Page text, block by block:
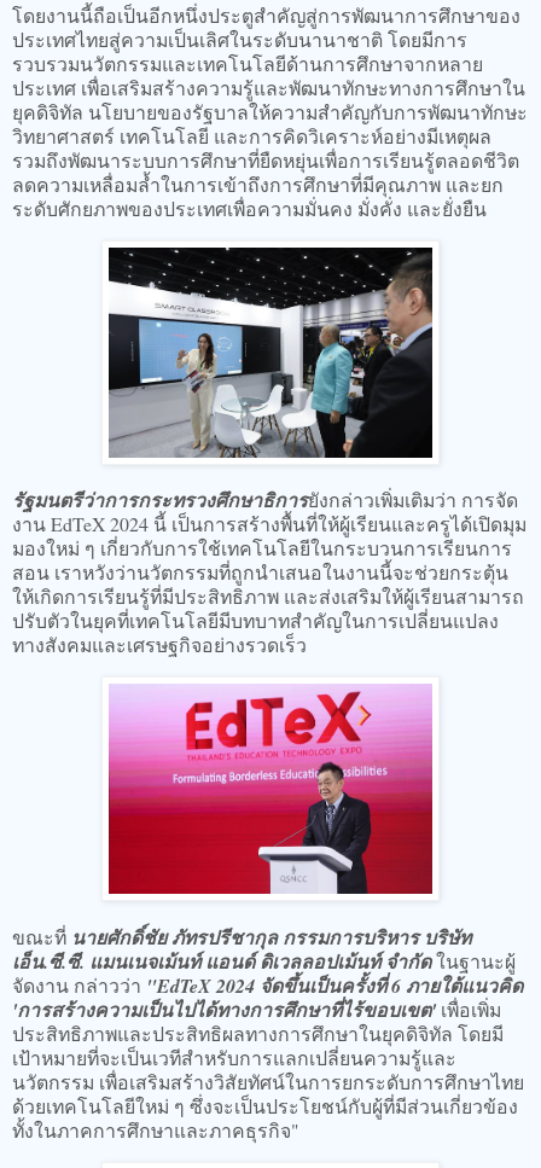
โดยงานนี้ถือเป็นอีกหนึ่งประตูสำคัญสู่การพัฒนาการศึกษาของ
ประเทศไทยสู่ความเป็นเลิศในระดับนานาชาติ โดยมีการ
รวบรวมนวัตกรรมและเทคโนโลยีด้านการศึกษาจากหลาย
ประเทศ เพื่อเสริมสร้างความรู้และพัฒนาทักษะทางการศึกษาใน
ยุคดิจิทัล นโยบายของรัฐบาลให้ความสำคัญกับการพัฒนาทักษะ
วิทยาศาสตร์ เทคโนโลยี และการคิดวิเคราะห์อย่างมีเหตุผล
รวมถึงพัฒนาระบบการศึกษาที่ยืดหยุ่นเพื่อการเรียนรู้ตลอดชีวิต
ลดความเหลื่อมล้ำในการเข้าถึงการศึกษาที่มีคุณภาพ และยก
ระดับศักยภาพของประเทศเพื่อความมั่นคง มั่งคั่ง และยั่งยืน
รัฐมนตรีว่าการกระทรวงศึกษาธิการยังกล่าวเพิ่มเติมว่า การจัด
งาน EdTeX 2024 นี้ เป็นการสร้างพื้นที่ให้ผู้เรียนและครูได้เปิดมุม
มองใหม่ ๆ เกี่ยวกับการใช้เทคโนโลยีในกระบวนการเรียนการ
สอน เราหวังว่านวัตกรรมที่ถูกนำเสนอในงานนี้จะช่วยกระตุ้น
ให้เกิดการเรียนรู้ที่มีประสิทธิภาพ และส่งเสริมให้ผู้เรียนสามารถ
ปรับตัวในยุคที่เทคโนโลยีมีบทบาทสำคัญในการเปลี่ยนแปลง
ทางสังคมและเศรษฐกิจอย่างรวดเร็ว
ขณะที่ นายศักดิ์ชัย ภัทรปรีชากุล กรรมการบริหาร บริษัท
เอ็น.ซี.ซี. แมนเนจเม้นท์ แอนด์ ดิเวลลอปเม้นท์ จำกัดในฐานะผู้
จัดงาน กล่าวว่า "EdTeX 2024 จัดขึ้นเป็นครั้งที่ 6 ภายใต้แนวคิด
'การสร้างความเป็นไปได้ทางการศึกษาที่ไร้ขอบเขต' เพื่อเพิ่ม
ประสิทธิภาพและประสิทธิผลทางการศึกษาในยุคดิจิทัล โดยมี
เป้าหมายที่จะเป็นเวทีสำหรับการแลกเปลี่ยนความรู้และ
นวัตกรรม เพื่อเสริมสร้างวิสัยทัศน์ในการยกระดับการศึกษาไทย
ด้วยเทคโนโลยีใหม่ ๆ ซึ่งจะเป็นประโยชน์กับผู้ที่มีส่วนเกี่ยวข้อง
ทั้งในภาคการศึกษาและภาคธุรกิจ"